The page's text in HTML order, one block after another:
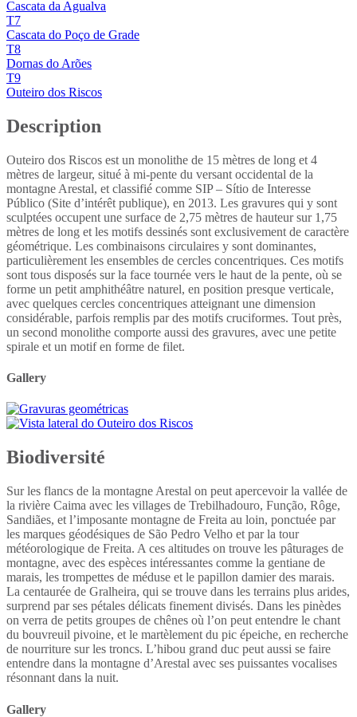
Cascata da Agualva
T7
Cascata do Poço de Grade
T8
Dornas do Arões
T9
Outeiro dos Riscos
Description
Outeiro dos Riscos est un monolithe de 15 mètres de long et 4
mètres de largeur, situé à mi-pente du versant occidental de la
montagne Arestal, et classifié comme SIP – Sítio de Interesse
Público (Site d’intérêt publique), en 2013. Les gravures qui y sont
sculptées occupent une surface de 2,75 mètres de hauteur sur 1,75
mètres de long et les motifs dessinés sont exclusivement de caractère
géométrique. Les combinaisons circulaires y sont dominantes,
particulièrement les ensembles de cercles concentriques. Ces motifs
sont tous disposés sur la face tournée vers le haut de la pente, où se
forme un petit amphithéâtre naturel, en position presque verticale,
avec quelques cercles concentriques atteignant une dimension
considérable, parfois remplis par des motifs cruciformes. Tout près,
un second monolithe comporte aussi des gravures, avec une petite
spirale et un motif en forme de filet.
Gallery
Biodiversité
Sur les flancs de la montagne Arestal on peut apercevoir la vallée de
la rivière Caima avec les villages de Trebilhadouro, Função, Rôge,
Sandiães, et l’imposante montagne de Freita au loin, ponctuée par
les marques géodésiques de São Pedro Velho et par la tour
météorologique de Freita. A ces altitudes on trouve les pâturages de
montagne, avec des espèces intéressantes comme la gentiane de
marais, les trompettes de méduse et le papillon damier des marais.
La centaurée de Gralheira, qui se trouve dans les terrains plus arides,
surprend par ses pétales délicats finement divisés. Dans les pinèdes
on verra de petits groupes de chênes où l’on peut entendre le chant
du bouvreuil pivoine, et le martèlement du pic épeiche, en recherche
de nourriture sur les troncs. L’hibou grand duc peut aussi se faire
entendre dans la montagne d’Arestal avec ses puissantes vocalises
résonnant dans la nuit.
Gallery